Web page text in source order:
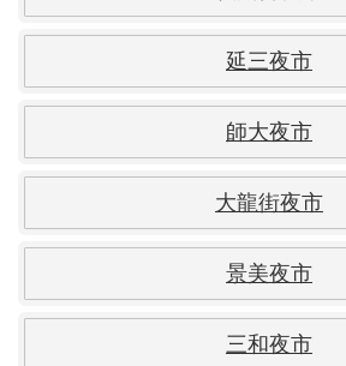
延三夜市
師大夜市
大龍街夜市
景美夜市
三和夜市